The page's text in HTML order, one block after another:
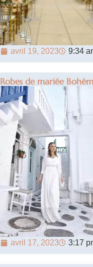
avril 19, 2023 9:34
Robes de mariée
avril 17, 2023 3:17